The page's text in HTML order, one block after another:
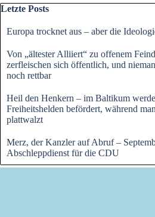
Block überspringen Letzte Posts
Letzte Posts
Europa trocknet aus – aber die
Von „ältester Alliiert“ zu offenem
zerfleischen sich öffentlich, und
noch rettbar
Heil den Henkern – im Baltikum
Freiheitshelden befördert, während
plattwalzt
Merz, der Kanzler auf Abruf –
Abschleppdienst für die CDU